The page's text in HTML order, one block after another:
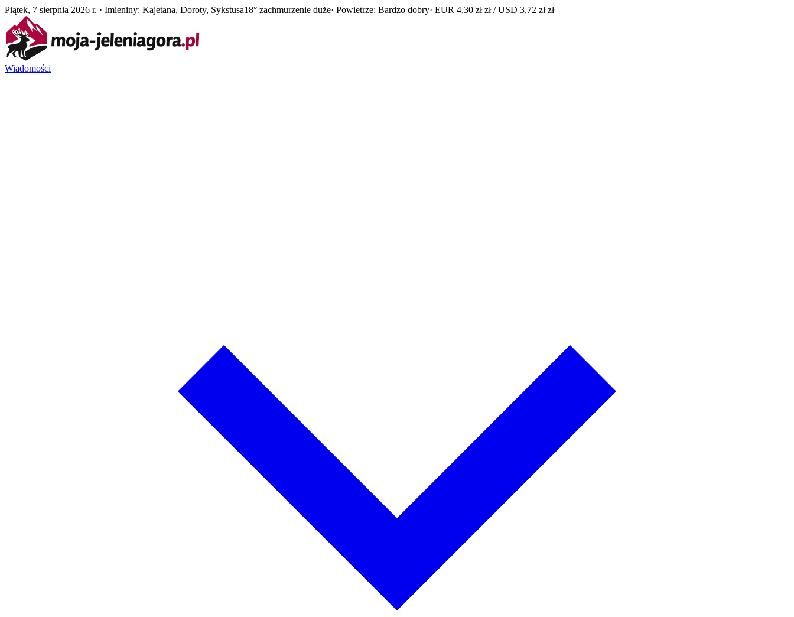
Piątek, 7 sierpnia 2026 r. · Imieniny: Kajetana, Doroty, Sykstusa18° zachmurzenie duże· Powietrze: Bardzo dobry· EUR 4,30 zł zł / USD 3,72 zł zł
Wiadomości